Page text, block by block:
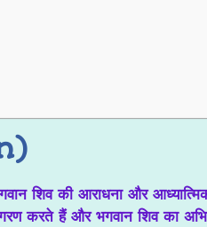
शिव की आराधना और
करते हैं और भगवान शिव का